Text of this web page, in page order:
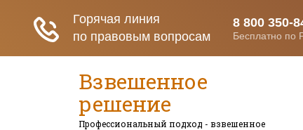
Взвешенное
решение
Профессиональный подход - взвешенное